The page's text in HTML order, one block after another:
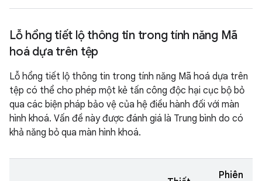
Lỗ hổng tiết lộ thông tin trong tính năng Mã
hoá dựa trên tệp
Lỗ hổng tiết lộ thông tin trong tính năng Mã hoá dựa trên
tệp có thể cho phép một kẻ tấn công độc hại cục bộ bỏ
qua các biện pháp bảo vệ của hệ điều hành đối với màn
hình khoá. Vấn đề này được đánh giá là Trung bình do có
khả năng bỏ qua màn hình khoá.
Phiên